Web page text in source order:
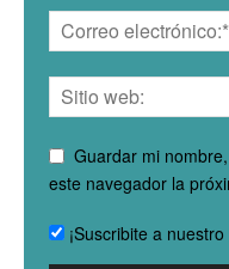
Guardar mi
este navegador la
¡Suscribite a